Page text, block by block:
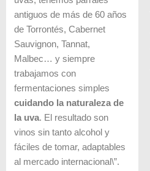
antiguos de más de 60 años
de Torrontés, Cabernet
Sauvignon, Tannat,
Malbec… y siempre
trabajamos con
fermentaciones simples
cuidando la naturaleza de
la uva. El resultado son
vinos sin tanto alcohol y
fáciles de tomar, adaptables
al mercado internacional\”.